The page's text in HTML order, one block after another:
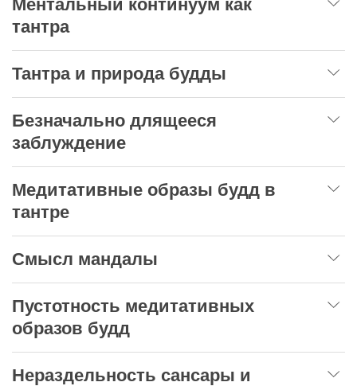
Ментальный континуум как
тантра
Тантра и природа будды
Безначально длящееся
заблуждение
Медитативные образы будд в
тантре
Смысл мандалы
Пустотность медитативных
образов будд
Нераздельность сансары и